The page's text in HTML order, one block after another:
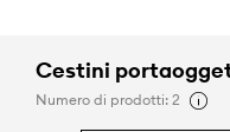
Cestini
Numero di prodotti: 2